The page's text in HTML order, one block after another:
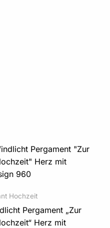
Hochzeit
Pergament „Zur
Herz mit
Preisspanne:
bis
57,00 €